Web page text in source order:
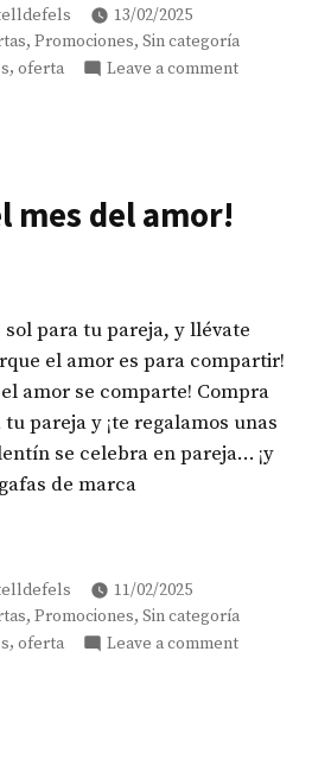
13/02/2025
, Promociones, Sin categoría
, oferta Leave a commenton
mes del amor!
sol para tu pareja, y llévate
el amor es para compartir!
amor se comparte! Compra
pareja y ¡te regalamos unas
se celebra en pareja… ¡y
de marca
11/02/2025
, Promociones, Sin categoría
, oferta Leave a commenton